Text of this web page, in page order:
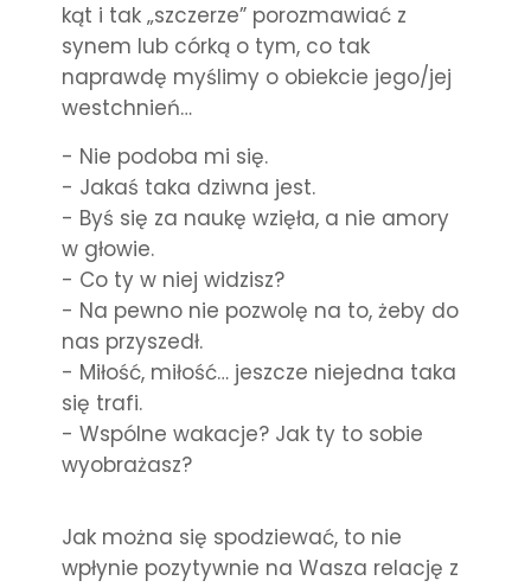
kąt i tak „szczerze” porozmawiać z
synem lub córką o tym, co tak
naprawdę myślimy o obiekcie jego/jej
westchnień…
- Nie podoba mi się.
- Jakaś taka dziwna jest.
- Byś się za naukę wzięła, a nie amory
w głowie.
- Co ty w niej widzisz?
- Na pewno nie pozwolę na to, żeby do
nas przyszedł.
- Miłość, miłość… jeszcze niejedna taka
się trafi.
- Wspólne wakacje? Jak ty to sobie
wyobrażasz?
Jak można się spodziewać, to nie
wpłynie pozytywnie na Wasza relację z